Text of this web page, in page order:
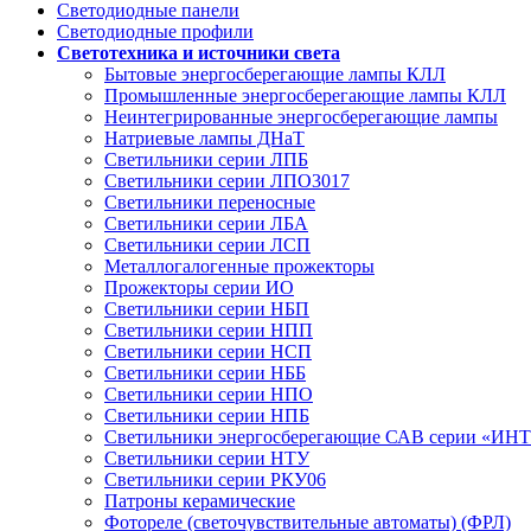
Светодиодные панели
Светодиодные профили
Светотехника и источники света
Бытовые энергосберегающие лампы КЛЛ
Промышленные энергосберегающие лампы КЛЛ
Неинтегрированные энергосберегающие лампы
Натриевые лампы ДНаТ
Светильники серии ЛПБ
Светильники серии ЛПО3017
Светильники переносные
Светильники серии ЛБА
Светильники серии ЛСП
Металлогалогенные прожекторы
Прожекторы серии ИО
Светильники серии НБП
Светильники серии НПП
Светильники серии НСП
Светильники серии НББ
Светильники серии НПО
Светильники серии НПБ
Светильники энергосберегающие САВ серии
Светильники серии НТУ
Светильники серии РКУ06
Патроны керамические
Фотореле (светочувствительные автоматы) (ФРЛ)